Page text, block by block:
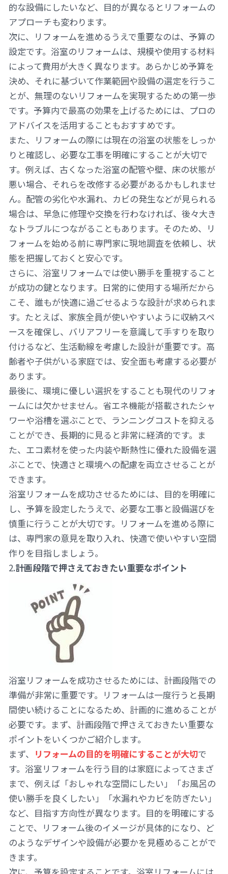
的な設備にしたいなど、目的が異なるとリフォームの
アプローチも変わります。
次に、リフォームを進めるうえで重要なのは、予算の
設定です。浴室のリフォームは、規模や使用する材料
によって費用が大きく異なります。あらかじめ予算を
決め、それに基づいて作業範囲や設備の選定を行うこ
とが、無理のないリフォームを実現するための第一歩
です。予算内で最高の効果を上げるためには、プロの
アドバイスを活用することもおすすめです。
また、リフォームの際には現在の浴室の状態をしっか
りと確認し、必要な工事を明確にすることが大切で
す。例えば、古くなった浴室の配管や壁、床の状態が
悪い場合、それらを改修する必要があるかもしれませ
ん。配管の劣化や水漏れ、カビの発生などが見られる
場合は、早急に修理や交換を行わなければ、後々大き
なトラブルにつながることもあります。そのため、リ
フォームを始める前に専門家に現地調査を依頼し、状
態を把握しておくと安心です。
さらに、浴室リフォームでは使い勝手を重視すること
が成功の鍵となります。日常的に使用する場所だから
こそ、誰もが快適に過ごせるような設計が求められま
す。たとえば、家族全員が使いやすいように収納スペ
ースを確保し、バリアフリーを意識して手すりを取り
付けるなど、生活動線を考慮した設計が重要です。高
齢者や子供がいる家庭では、安全面も考慮する必要が
あります。
最後に、環境に優しい選択をすることも現代のリフォ
ームには欠かせません。省エネ機能が搭載されたシャ
ワーや浴槽を選ぶことで、ランニングコストを抑える
ことができ、長期的に見ると非常に経済的です。ま
た、エコ素材を使った内装や断熱性に優れた設備を選
ぶことで、快適さと環境への配慮を両立させることが
できます。
浴室リフォームを成功させるためには、目的を明確に
し、予算を設定したうえで、必要な工事と設備選びを
慎重に行うことが大切です。リフォームを進める際に
は、専門家の意見を取り入れ、快適で使いやすい空間
作りを目指しましょう。
2.計画段階で押さえておきたい重要なポイント
浴室リフォームを成功させるためには、計画段階での
準備が非常に重要です。リフォームは一度行うと長期
間使い続けることになるため、計画的に進めることが
必要です。まず、計画段階で押さえておきたい重要な
ポイントをいくつかご紹介します。
まず、 リフォームの目的を明確にすることが大切で
す。浴室リフォームを行う目的は家庭によってさまざ
まで、例えば「おしゃれな空間にしたい」「お風呂の
使い勝手を良くしたい」「水漏れやカビを防ぎたい」
など、目指す方向性が異なります。目的を明確にする
ことで、リフォーム後のイメージが具体的になり、ど
のようなデザインや設備が必要かを見極めることがで
きます。